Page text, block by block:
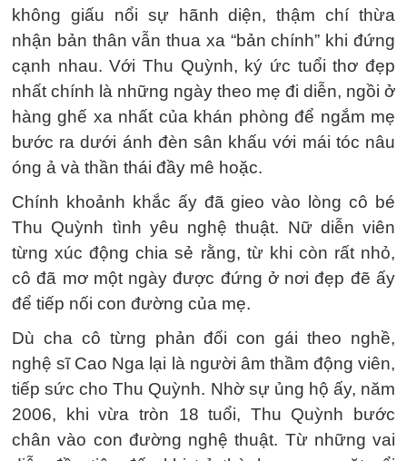
không giấu nổi sự hãnh diện, thậm chí thừa
nhận bản thân vẫn thua xa “bản chính” khi đứng
cạnh nhau. Với Thu Quỳnh, ký ức tuổi thơ đẹp
nhất chính là những ngày theo mẹ đi diễn, ngồi ở
hàng ghế xa nhất của khán phòng để ngắm mẹ
bước ra dưới ánh đèn sân khấu với mái tóc nâu
óng ả và thần thái đầy mê hoặc.
Chính khoảnh khắc ấy đã gieo vào lòng cô bé
Thu Quỳnh tình yêu nghệ thuật. Nữ diễn viên
từng xúc động chia sẻ rằng, từ khi còn rất nhỏ,
cô đã mơ một ngày được đứng ở nơi đẹp đẽ ấy
để tiếp nối con đường của mẹ.
Dù cha cô từng phản đối con gái theo nghề,
nghệ sĩ Cao Nga lại là người âm thầm động viên,
tiếp sức cho Thu Quỳnh. Nhờ sự ủng hộ ấy, năm
2006, khi vừa tròn 18 tuổi, Thu Quỳnh bước
chân vào con đường nghệ thuật. Từ những vai